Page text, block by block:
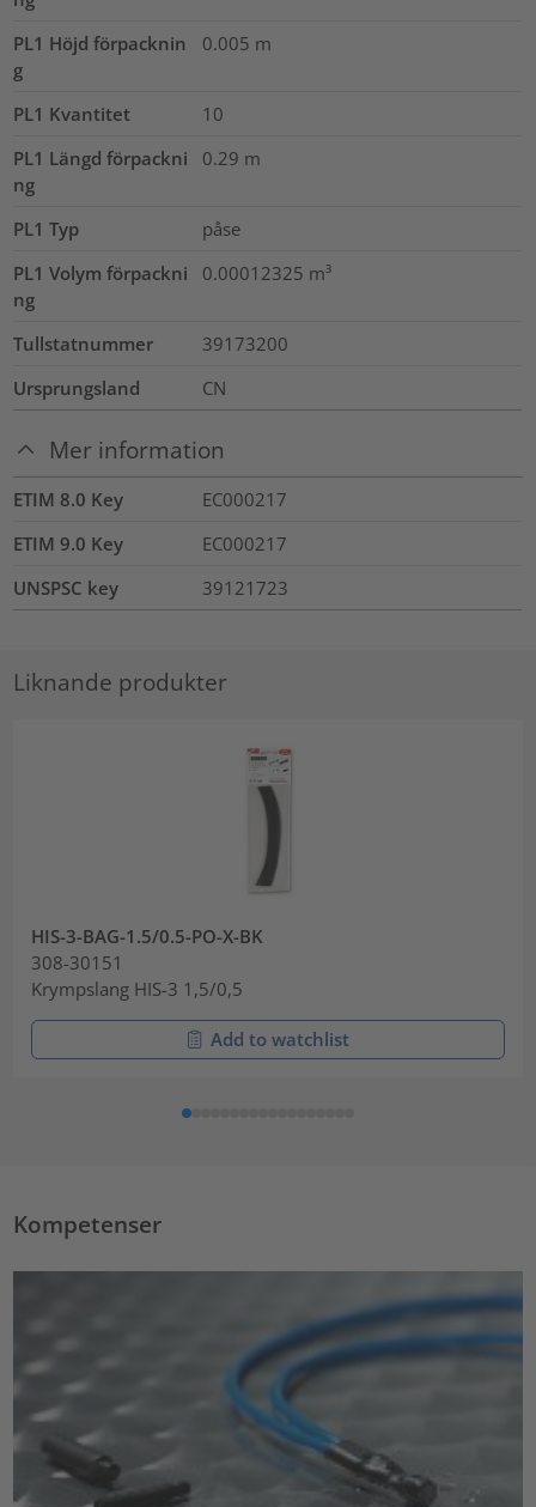
PL1 Höjd förpacknin
g
0.005 m
PL1 Kvantitet
10
PL1 Längd förpackni
ng
0.29 m
PL1 Typ
påse
PL1 Volym förpackni
ng
0.00012325 m³
Tullstatnummer
39173200
Ursprungsland
CN
Mer information
ETIM 8.0 Key
EC000217
ETIM 9.0 Key
EC000217
UNSPSC key
39121723
Liknande produkter
HIS-3-BAG-1.5/0.5-PO-X-BK
308-30151
Krympslang HIS-3 1,5/0,5
Add to watchlist
Kompetenser